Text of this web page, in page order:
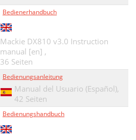
Bedienerhandbuch
Mackie DX810 v3.0 Instruction
manual [en] ,
36 Seiten
Bedienungsanleitung
Manual del Usuario (Español),
42 Seiten
Bedienungshandbuch